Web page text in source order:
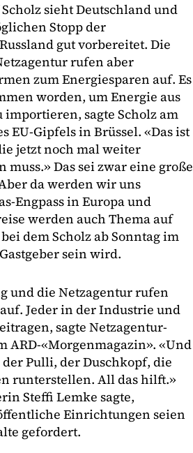
sieht Deutschland und
Stopp der
gut vorbereitet. Die
rufen aber
zum Energiesparen auf. Es
worden, um Energie aus
sagte Scholz am
EU-Gipfels in Brüssel. «Das ist
jetzt noch mal weiter
Das sei zwar eine große
da werden wir uns
Engpass in Europa und
werden auch Thema auf
dem Scholz ab Sonntag im
sein wird.
und die Netzagentur rufen
Jeder in der Industrie und
sagte Netzagentur-
ARD-«Morgenmagazin». «Und
Pulli, der Duschkopf, die
runterstellen. All das hilft.»
Steffi Lemke sagte,
Einrichtungen seien
gefordert.